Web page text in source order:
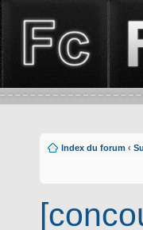
Index du forum ‹